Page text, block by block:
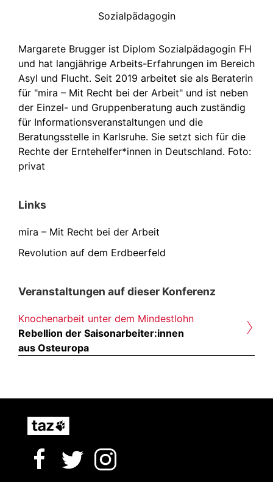
Sozialpädagogin
Margarete Brugger ist Diplom Sozialpädagogin FH
und hat langjährige Arbeits-Erfahrungen im Bereich
Asyl und Flucht. Seit 2019 arbeitet sie als Beraterin
für "mira – Mit Recht bei der Arbeit" und ist neben
der Einzel- und Gruppenberatung auch zuständig
für Informationsveranstaltungen und die
Beratungsstelle in Karlsruhe. Sie setzt sich für die
Rechte der Erntehelfer*innen in Deutschland. Foto:
privat
Links
mira – Mit Recht bei der Arbeit
Revolution auf dem Erdbeerfeld
Veranstaltungen auf dieser Konferenz
Knochenarbeit unter dem Mindestlohn
Rebellion der Saisonarbeiter:innen
aus Osteuropa
›